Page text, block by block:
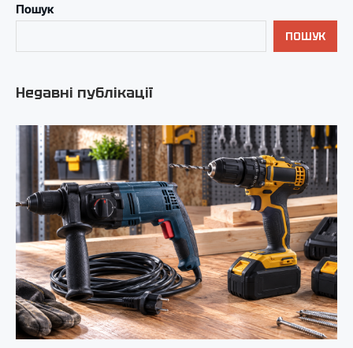
Пошук
ПОШУК
Недавні публікації